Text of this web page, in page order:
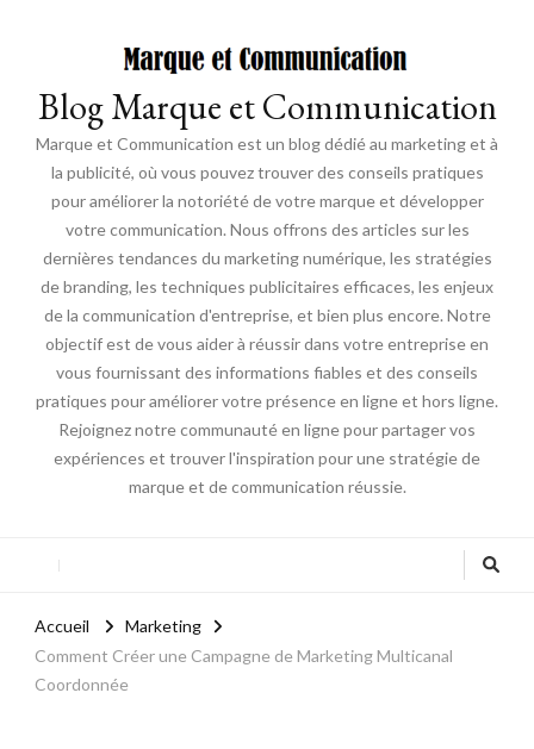
Blog Marque et Communication
Marque et Communication est un blog dédié au marketing et à
la publicité, où vous pouvez trouver des conseils pratiques
pour améliorer la notoriété de votre marque et développer
votre communication. Nous offrons des articles sur les
dernières tendances du marketing numérique, les stratégies
de branding, les techniques publicitaires efficaces, les enjeux
de la communication d'entreprise, et bien plus encore. Notre
objectif est de vous aider à réussir dans votre entreprise en
vous fournissant des informations fiables et des conseils
pratiques pour améliorer votre présence en ligne et hors ligne.
Rejoignez notre communauté en ligne pour partager vos
expériences et trouver l'inspiration pour une stratégie de
marque et de communication réussie.
Accueil
Marketing
Comment Créer une Campagne de Marketing Multicanal
Coordonnée